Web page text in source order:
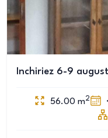
Inchiriez 6-9
56.00 m2